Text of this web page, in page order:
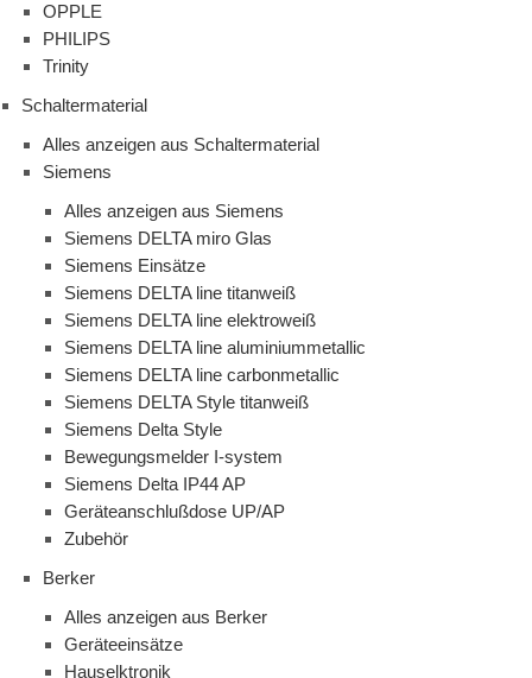
OPPLE
PHILIPS
Trinity
Schaltermaterial
Alles anzeigen aus Schaltermaterial
Siemens
Alles anzeigen aus Siemens
Siemens DELTA miro Glas
Siemens Einsätze
Siemens DELTA line titanweiß
Siemens DELTA line elektroweiß
Siemens DELTA line aluminiummetallic
Siemens DELTA line carbonmetallic
Siemens DELTA Style titanweiß
Siemens Delta Style
Bewegungsmelder I-system
Siemens Delta IP44 AP
Geräteanschlußdose UP/AP
Zubehör
Berker
Alles anzeigen aus Berker
Geräteeinsätze
Hauselktronik